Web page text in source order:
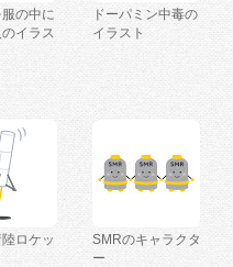
の中に
イラス
ドーパミン中毒の
イラスト
ロケッ
SMRのキャラクタ
ー